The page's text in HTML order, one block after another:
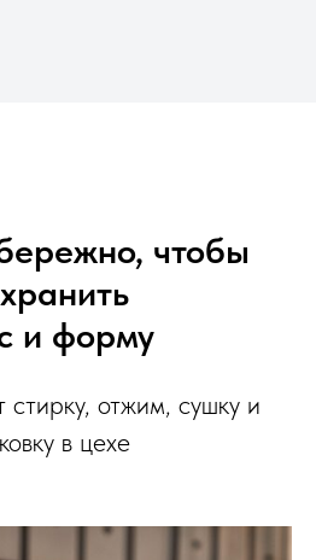
чтобы
и форму
стирку, отжим, сушку и
в цехе